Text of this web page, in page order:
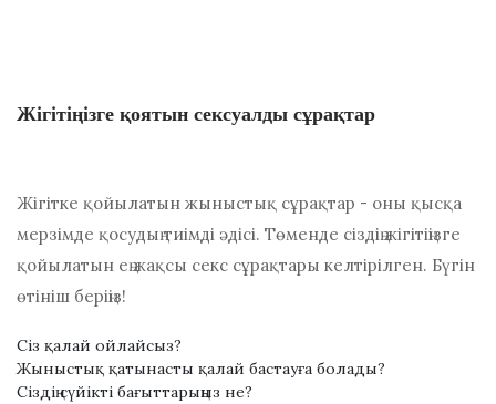
Жігітіңізге қоятын сексуалды сұрақтар
Жігітке қойылатын жыныстық сұрақтар - оны қысқа
мерзімде қосудың тиімді әдісі. Төменде сіздің жігітіңізге
қойылатын ең жақсы секс сұрақтары келтірілген. Бүгін
өтініш беріңіз!
Сіз қалай ойлайсыз?
Жыныстық қатынасты қалай бастауға болады?
Сіздің сүйікті бағыттарыңыз не?